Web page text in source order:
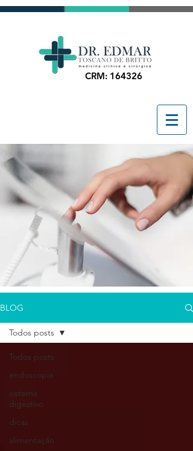
CRM: 164326
BLOG
Todos posts
endoscopia
sistema
digestivo
dicas
alimentação
Todos posts